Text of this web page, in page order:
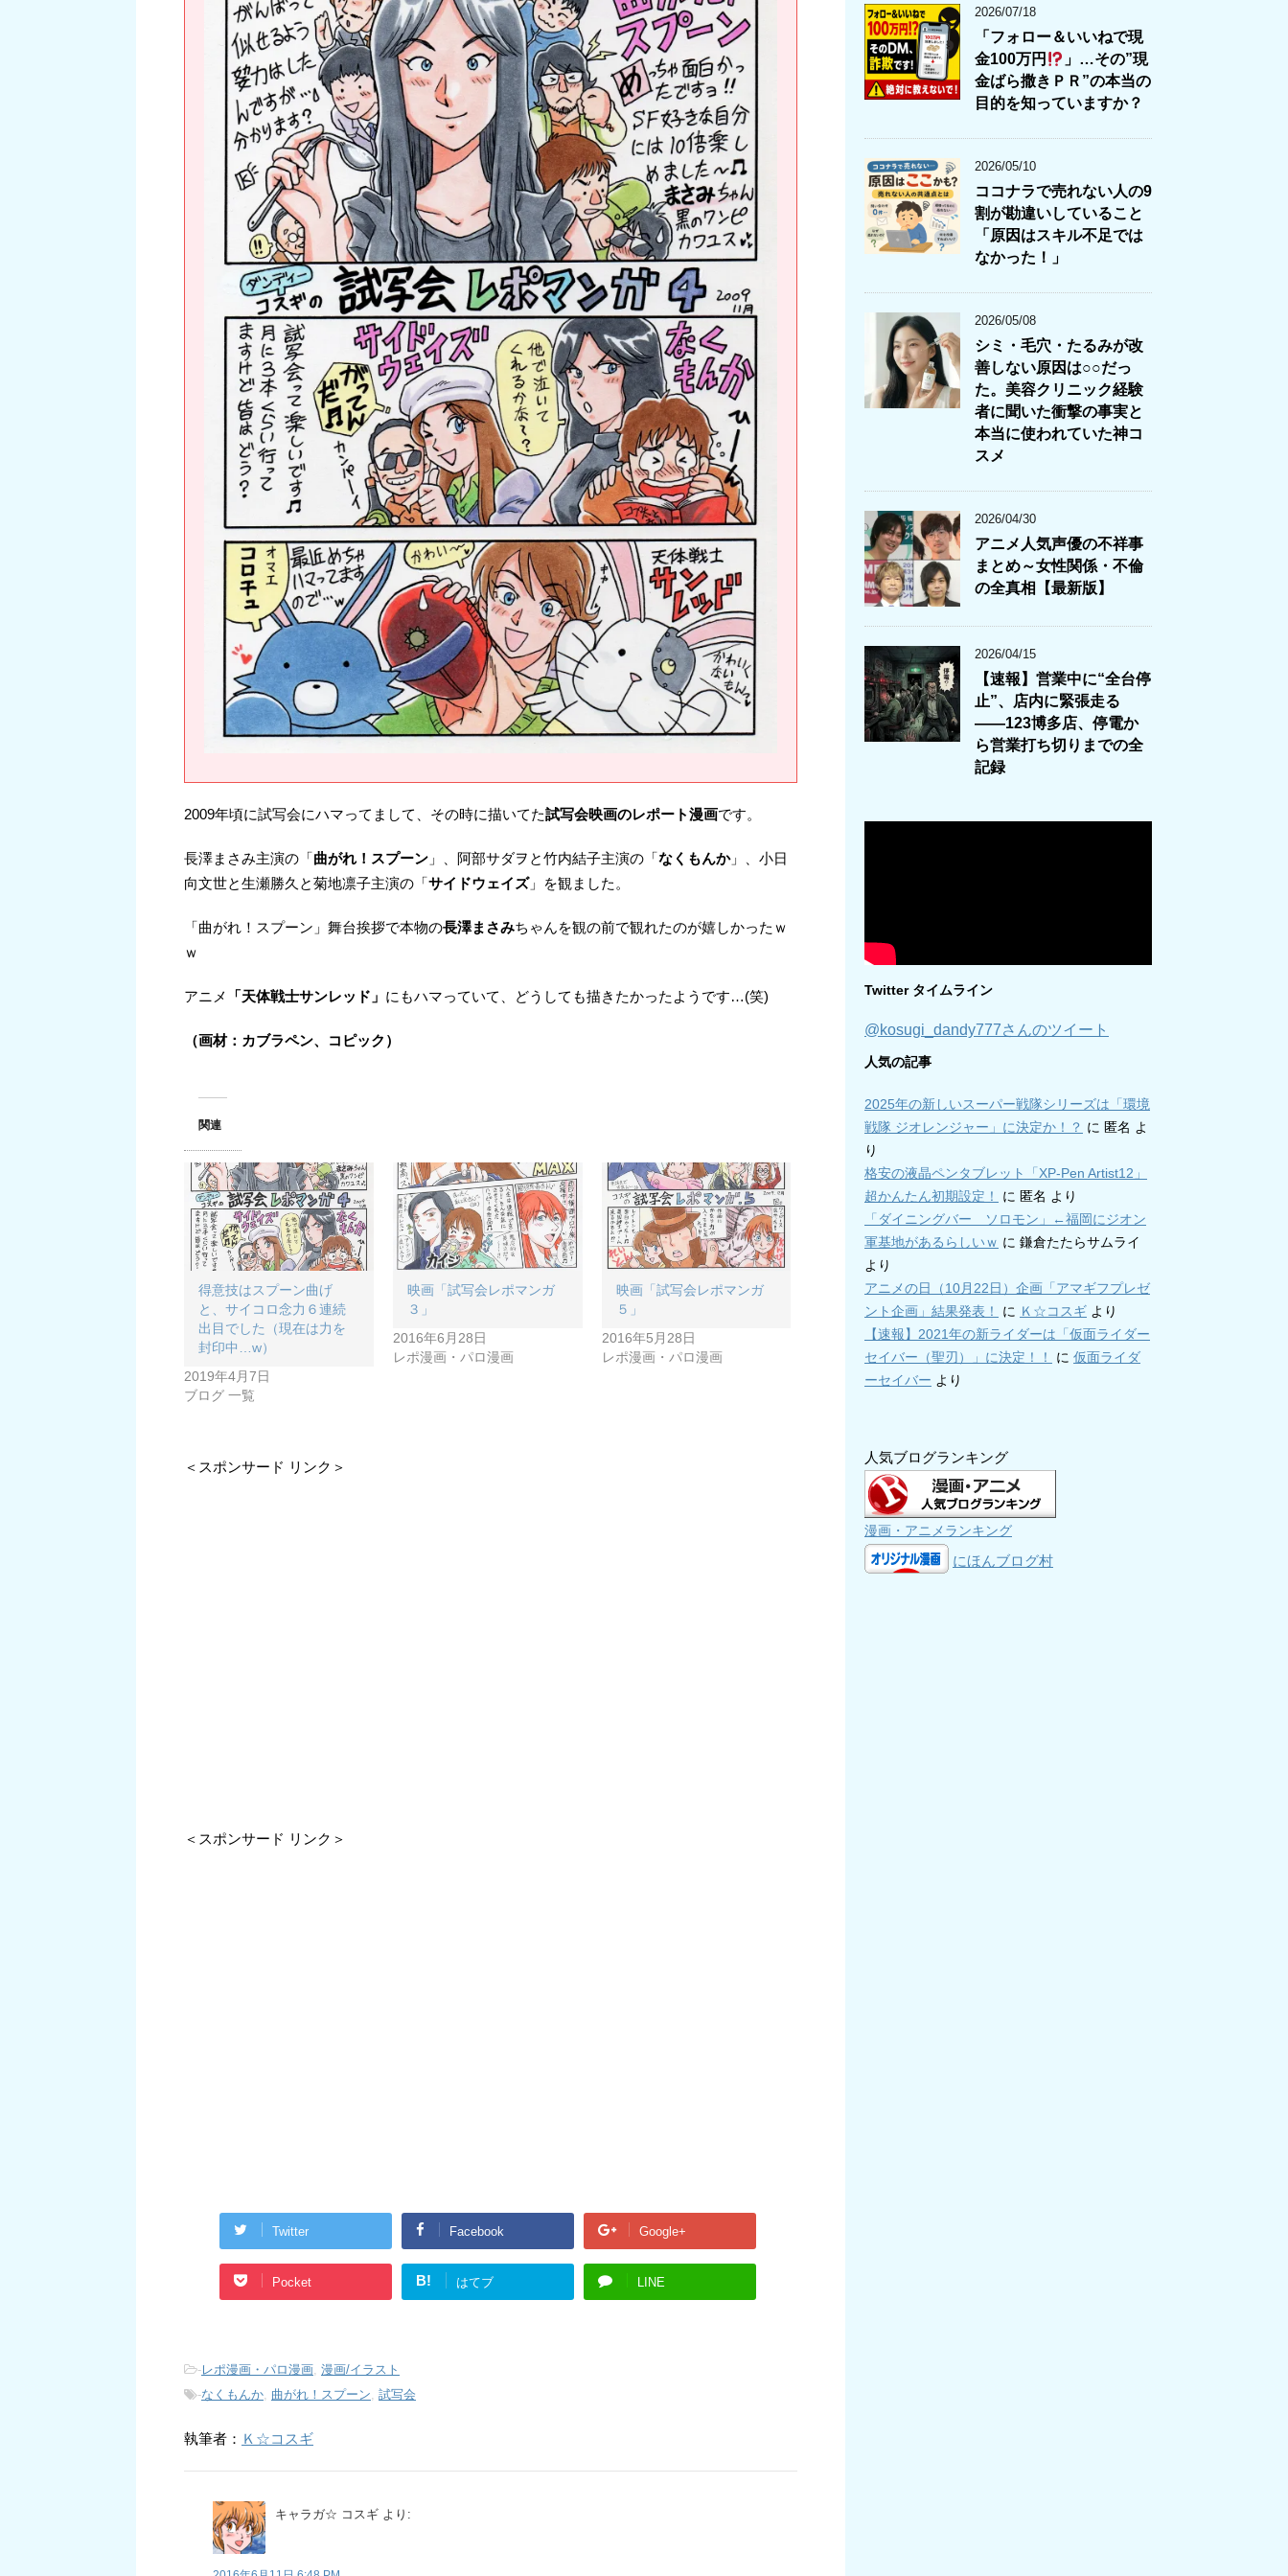
2009年頃に試写会にハマってまして、その時に描いてた試写会映画のレポート漫画です。
長澤まさみ主演の「曲がれ！スプーン 」、阿部サダヲと竹内結子主演の「なくもんか」、小日
向文世と生瀬勝久と菊地凛子主演の「サイドウェイズ」を観ました。
「曲がれ！スプーン」舞台挨拶で本物の長澤まさみちゃんを観の前で観れたのが嬉しかったｗ
ｗ
アニメ 「天体戦士サンレッド」 にもハマっていて、どうしても描きたかったようです…(笑)
（画材：カブラペン、コピック）
関連
得意技はスプーン曲げ
と、サイコロ念力６連続
出目でした（現在は力を
封印中…w）
2019年4月7日
ブログ 一覧
映画「試写会レポマンガ
３」
2016年6月28日
レポ漫画・パロ漫画
映画「試写会レポマンガ
５」
2016年5月28日
レポ漫画・パロ漫画
＜スポンサード リンク＞
＜スポンサード リンク＞
Twitter Facebook Google+
Pocket B! はてブ LINE
-レポ漫画・パロ漫画, 漫画/イラスト
-なくもんか, 曲がれ！スプーン, 試写会
執筆者： Ｋ☆コスギ
キャラガ☆ コスギ より:
2026/07/18
「フォロー＆いいねで現
金100万円
」…その”現
金ばら撒きＰＲ”の本当の
目的を知っていますか？
2026/05/10
ココナラで売れない人の9
割が勘違いしていること
「原因はスキル不足では
なかった！」
2026/05/08
シミ・毛穴・たるみが改
善しない原因は○○だっ
た。美容クリニック経験
者に聞いた衝撃の事実と
本当に使われていた神コ
スメ
2026/04/30
アニメ人気声優の不祥事
まとめ～女性関係・不倫
の全真相【最新版】
2026/04/15
【速報】営業中に“全台停
止”、店内に緊張走る
――123博多店、停電か
ら営業打ち切りまでの全
記録
Twitter タイムライン
@kosugi_dandy777さんのツイート
人気の記事
2025年の新しいスーパー戦隊シリーズは「環境
戦隊 ジオレンジャー」に決定か！？ に 匿名 よ
り
格安の液晶ペンタブレット「XP-Pen Artist12」
超かんたん初期設定！
に 匿名 より
「ダイニングバー ソロモン」←福岡にジオン
軍基地があるらしいｗ に 鎌倉たたらサムライ
より
アニメの日（10月22日）企画「アマギフプレゼ
ント企画」結果発表！
に Ｋ☆コスギ より
【速報】2021年の新ライダーは「仮面ライダー
セイバー（聖刃）」に決定！！
に 仮面ライダ
ーセイバー より
人気ブログランキング
漫画・アニメランキング
にほんブログ村